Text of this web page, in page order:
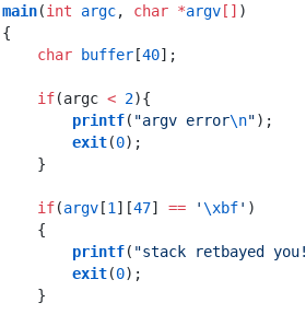
main(int argc, char *argv[] )
{
    char
buffer[40] ;
    if
(argc < 2){
        printf
( "argv error\n") ;
        exit
(0) ;
    }
    if
(argv[1 ] [47] == '\xbf' )
    {
        printf
( "stack retbayed you!
        exit
(0) ;
    }